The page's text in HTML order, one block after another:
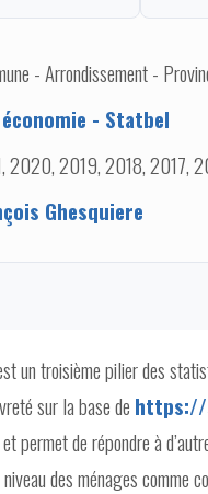
- Arrondissement -
économie - Statbel
2020, 2019, 2018, 2017,
Ghesquiere
un troisième pilier des
sur la base de https://
permet de répondre à
des ménages comme